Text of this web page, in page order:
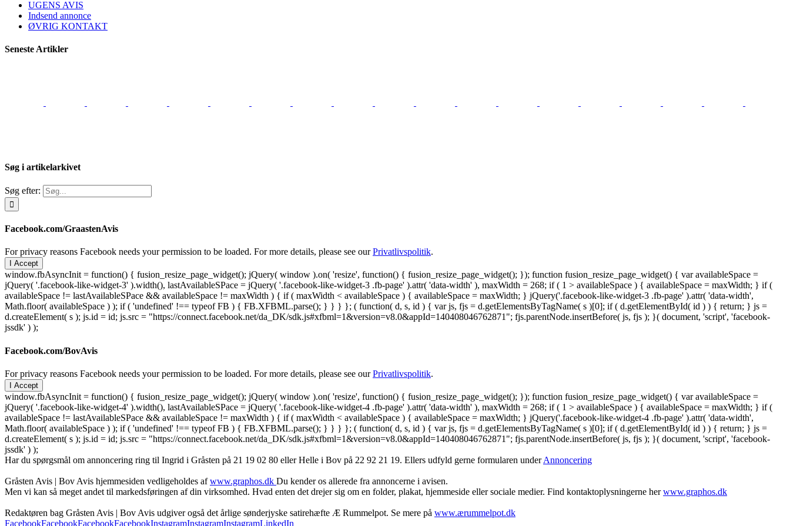
UGENS AVIS
Indsend annonce
ØVRIG KONTAKT
Seneste Artikler
Søg i artikelarkivet
Søg efter:
Facebook.com/GraastenAvis
For privacy reasons Facebook needs your permission to be loaded. For more details, please see ourPrivatlivspolitik.
I Accept
window.fbAsyncInit = function() { fusion_resize_page_widget(); jQuery( window ).on( 'resize', function() { fusion_resize_page_widget(); }); function fusion_resize_page_widget() { var availableSpace =
jQuery( '.facebook-like-widget-3' ).width(), lastAvailableSPace = jQuery( '.facebook-like-widget-3 .fb-page' ).attr( 'data-width' ), maxWidth = 268; if ( 1 > availableSpace ) { availableSpace = maxWidth; } if (
availableSpace != lastAvailableSPace && availableSpace != maxWidth ) { if ( maxWidth < availableSpace ) { availableSpace = maxWidth; } jQuery('.facebook-like-widget-3 .fb-page' ).attr( 'data-width',
Math.floor( availableSpace ) ); if ( 'undefined' !== typeof FB ) { FB.XFBML.parse(); } } } }; ( function( d, s, id ) { var js, fjs = d.getElementsByTagName( s )[0]; if ( d.getElementById( id ) ) { return; } js =
d.createElement( s ); js.id = id; js.src = "https://connect.facebook.net/da_DK/sdk.js#xfbml=1&version=v8.0&appId=140408046762871"; fjs.parentNode.insertBefore( js, fjs ); }( document, 'script', 'facebook-
jssdk' ) );
Facebook.com/BovAvis
For privacy reasons Facebook needs your permission to be loaded. For more details, please see ourPrivatlivspolitik.
I Accept
window.fbAsyncInit = function() { fusion_resize_page_widget(); jQuery( window ).on( 'resize', function() { fusion_resize_page_widget(); }); function fusion_resize_page_widget() { var availableSpace =
jQuery( '.facebook-like-widget-4' ).width(), lastAvailableSPace = jQuery( '.facebook-like-widget-4 .fb-page' ).attr( 'data-width' ), maxWidth = 268; if ( 1 > availableSpace ) { availableSpace = maxWidth; } if (
availableSpace != lastAvailableSPace && availableSpace != maxWidth ) { if ( maxWidth < availableSpace ) { availableSpace = maxWidth; } jQuery('.facebook-like-widget-4 .fb-page' ).attr( 'data-width',
Math.floor( availableSpace ) ); if ( 'undefined' !== typeof FB ) { FB.XFBML.parse(); } } } }; ( function( d, s, id ) { var js, fjs = d.getElementsByTagName( s )[0]; if ( d.getElementById( id ) ) { return; } js =
d.createElement( s ); js.id = id; js.src = "https://connect.facebook.net/da_DK/sdk.js#xfbml=1&version=v8.0&appId=140408046762871"; fjs.parentNode.insertBefore( js, fjs ); }( document, 'script', 'facebook-
jssdk' ) );
Har du spørgsmål om annoncering ring til Ingrid i Gråsten på 21 19 02 80 ‬eller Helle i Bov på 22 92 21 19‬. Ellers udfyld gerne formularen underAnnoncering
Gråsten Avis | Bov Avis hjemmesiden vedligeholdes afwww.graphos.dk Du kender os allerede fra annoncerne i avisen.
Men vi kan så meget andet til markedsføringen af din virksomhed. Hvad enten det drejer sig om en folder, plakat, hjemmeside eller sociale medier. Find kontaktoplysningerne herwww.graphos.dk
Redaktøren bag Gråsten Avis | Bov Avis udgiver også det årlige sønderjyske satirehæfte Æ Rummelpot. Se mere på www.ærummelpot.dk
FacebookFacebookFacebookFacebookInstagramInstagramInstagramLinkedIn